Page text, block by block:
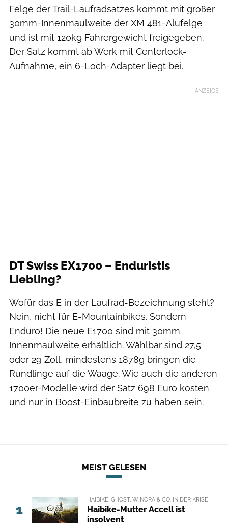
Felge der Trail-Laufradsatzes kommt mit großer
30mm-Innenmaulweite der XM 481-Alufelge
und ist mit 120kg Fahrergewicht freigegeben.
Der Satz kommt ab Werk mit Centerlock-
Aufnahme, ein 6-Loch-Adapter liegt bei.
ANZEIGE
DT Swiss EX1700 – Enduristis
Liebling?
Wofür das E in der Laufrad-Bezeichnung steht?
Nein, nicht für E-Mountainbikes. Sondern
Enduro! Die neue E1700 sind mit 30mm
Innenmaulweite erhältlich. Wählbar sind 27,5
oder 29 Zoll, mindestens 1878g bringen die
Rundlinge auf die Waage. Wie auch die anderen
1700er-Modelle wird der Satz 698 Euro kosten
und nur in Boost-Einbaubreite zu haben sein.
MEIST GELESEN
1
HAIBIKE, GHOST, WINORA & CO. IN DER KRISE
Haibike-Mutter Accell ist
insolvent